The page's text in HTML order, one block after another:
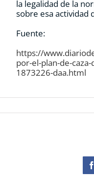
la legalidad de la
sobre esa actividad
Fuente:
https://
por-el-plan-de-
1873226-daa.html